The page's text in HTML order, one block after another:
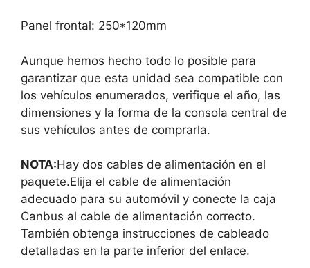
Panel frontal: 250*120mm
Aunque hemos hecho todo lo posible para
garantizar que esta unidad sea compatible con
los vehículos enumerados, verifique el año, las
dimensiones y la forma de la consola central de
sus vehículos antes de comprarla.
NOTA:Hay dos cables de alimentación en el
paquete.Elija el cable de alimentación
adecuado para su automóvil y conecte la caja
Canbus al cable de alimentación correcto.
También obtenga instrucciones de cableado
detalladas en la parte inferior del enlace.